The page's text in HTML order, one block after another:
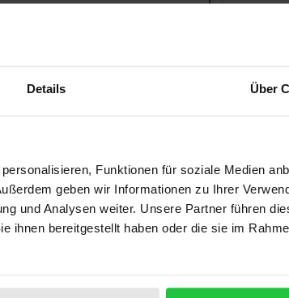
Details Über
Funktionen für soziale Medien
geben wir Informationen zu Ihrer
und Analysen weiter. Unsere Partner führen
ihnen bereitgestellt haben oder die sie im
Abhängig von der Lieferadresse kann die